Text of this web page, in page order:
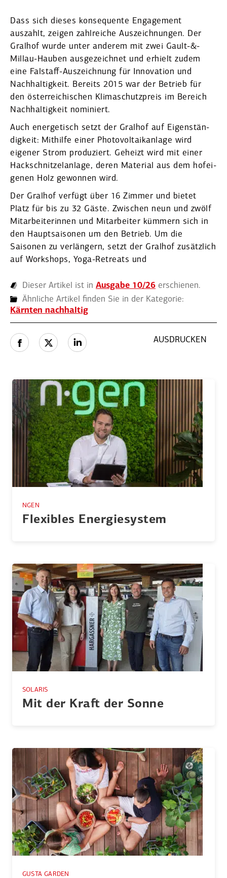
Dass sich dieses konse­quente Engagement
auszahlt, zeigen zahlreiche Auszeich­nungen. Der
Gralhof wurde unter anderem mit zwei Gault-&-
Millau-Hauben ausge­zeichnet und erhielt zudem
eine Falstaff-Auszeichnung für Innovation und
Nachhal­tigkeit. Bereits 2015 war der Betrieb für
den öster­rei­chi­schen Klima­schutz­preis im Bereich
Nachhal­tigkeit nominiert.
Auch energe­tisch setzt der Gralhof auf Eigen­stän­
digkeit: Mithilfe einer Photo­vol­ta­ik­anlage wird
eigener Strom produ­ziert. Geheizt wird mit einer
Hackschnitzel­anlage, deren Material aus dem hofei­
genen Holz gewonnen wird.
Der Gralhof verfügt über 16 Zimmer und bietet
Platz für bis zu 32 Gäste. Zwischen neun und zwölf
Mitar­bei­te­rinnen und Mitar­beiter kümmern sich in
den Haupt­sai­sonen um den Betrieb. Um die
Saisonen zu verlängern, setzt der Gralhof zusätzlich
auf Workshops, Yoga-Retreats und
Dieser Artikel ist in Ausgabe 10/26 erschienen.
Ähnliche Artikel finden Sie in der Kategorie:
Kärnten nachhaltig
AUSDRUCKEN
NGEN
Flexibles Energie­system
SOLARIS
Mit der Kraft der Sonne
GUSTA GARDEN